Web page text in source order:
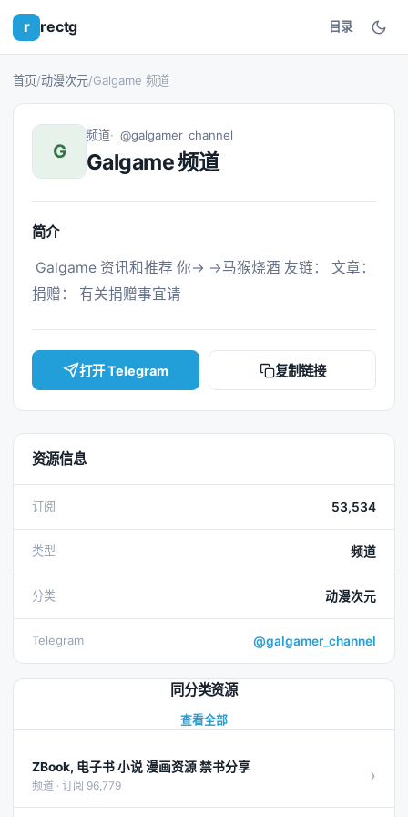
r rectg 目录
首页/动漫次元/Galgame 频道
G
频道 @galgamer_channel
Galgame 频道
简介
捐赠： 有关捐赠事宜请
打开 Telegram 复制链接
资源信息
订阅 53,534
类型 频道
分类 动漫次元
Telegram @galgamer_channel
同分类资源
查看全部
ZBook, 电子书 小说 漫画资源 禁书分享
频道 · 订阅 96,779 ›